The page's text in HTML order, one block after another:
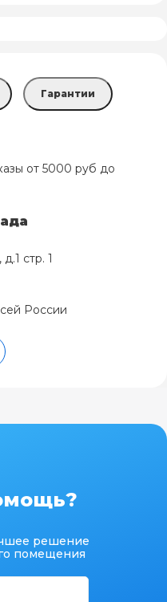
Гарантии
от 5000 руб до
стр. 1
России
решение
помещения